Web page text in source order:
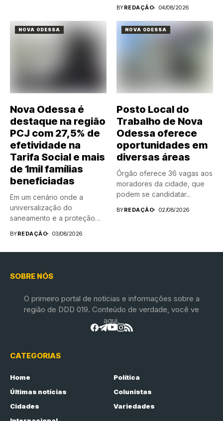
BYREDAÇÃO 04/08/2026
NOVA ODESSA
Nova Odessa é
destaque na região
PCJ com 27,5% de
efetividade na
Tarifa Social e mais
de 1mil famílias
beneficiadas
Em um cenário onde a
universalização do
saneamento e a proteção
BYREDAÇÃO 03/08/2026
NOVA ODESSA
Posto Local do
Trabalho de Nova
Odessa oferece
oportunidades em
diversas áreas
Órgão oferece 36 vagas aos
moradores da cidade, que
podem se candidatar...
BYREDAÇÃO 02/08/2026
SOBRE NÓS
O primeiro portal de notícias e informações sobre a
região de DDD 019. Conteúdo de verdade, você ve
aqui.
CATEGORIAS
Home
Política
Últimas notícias
Colunistas
Cidades
Variedades